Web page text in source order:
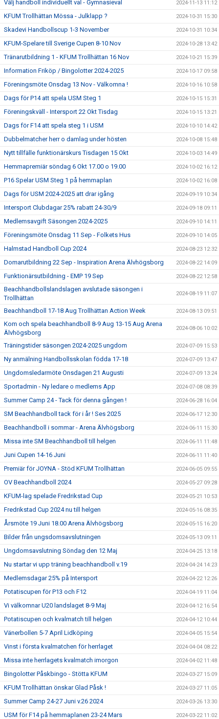
Välj handboll individuellt val - Gymnasieval 2024-11-13 11:12
KFUM Trollhättan Mössa - Julklapp ? 2024-10-31 15:30
Skadevi Handbollscup 1-3 November 2024-10-31 10:34
KFUM-Spelare till Sverige Cupen 8-10 Nov 2024-10-28 13:42
Tränarutbildning 1 - KFUM Trollhättan 16 Nov 2024-10-21 15:39
Information Friköp / Bingolotter 2024-2025 2024-10-17 09:58
Föreningsmöte Onsdag 13 Nov - Välkomna ! 2024-10-16 10:58
Dags för P14 att spela USM Steg 1 2024-10-15 15:31
Föreningskväll - Intersport 22 Okt Tisdag 2024-10-15 13:21
Dags för F14 att spela steg 1 i USM 2024-10-10 14:42
Dubbelmatcher herr o damlag under hösten 2024-10-08 15:48
Nytt tillfälle funktionärskurs Tisdagen 15 Okt 2024-10-03 14:49
Hemmapremiär söndag 6 Okt 17.00 o 19.00 2024-10-02 16:12
P16 Spelar USM Steg 1 på hemmaplan 2024-10-02 16:08
Dags för USM 2024-2025 att drar igång 2024-09-19 10:34
Intersport Clubdagar 25% rabatt 24-30/9 2024-09-18 09:11
Medlemsavgift Säsongen 2024-2025 2024-09-10 14:11
Föreningsmöte Onsdag 11 Sep - Folkets Hus 2024-09-10 14:05
Halmstad Handboll Cup 2024 2024-08-23 12:32
Domarutbildning 22 Sep - Inspiration Arena Älvhögsborg 2024-08-22 14:09
Funktionärsutbildning - EMP 19 Sep 2024-08-22 12:58
Beachhandbollslandslagen avslutade säsongen i
Trollhättan
2024-08-19 11:07
Beachhandboll 17-18 Aug Trollhättan Action Week 2024-08-13 09:51
Kom och spela beachhandboll 8-9 Aug 13-15 Aug Arena
Älvhögsborg
2024-08-06 10:02
Träningstider säsongen 2024-2025 ungdom 2024-07-09 15:53
Ny anmälning Handbollsskolan födda 17-18 2024-07-09 13:47
Ungdomsledarmöte Onsdagen 21 Augusti 2024-07-09 13:24
Sportadmin - Ny ledare o medlems App 2024-07-08 08:39
Summer Camp 24 - Tack för denna gången ! 2024-06-28 16:04
SM Beachhandboll tack för i år ! Ses 2025 2024-06-17 12:30
Beachhandboll i sommar - Arena Älvhögsborg 2024-06-11 15:30
Missa inte SM Beachhandboll till helgen 2024-06-11 11:48
Juni Cupen 14-16 Juni 2024-06-11 11:40
Premiär för JOYNA - Stöd KFUM Trollhättan 2024-06-05 09:55
OV Beachhandboll 2024 2024-05-27 09:28
KFUM-lag spelade Fredrikstad Cup 2024-05-21 10:53
Fredrikstad Cup 2024 nu till helgen 2024-05-16 08:35
Årsmöte 19 Juni 18.00 Arena Älvhögsborg 2024-05-15 16:20
Bilder från ungsdomsavslutningen 2024-05-13 09:11
Ungdomsavslutning Söndag den 12 Maj 2024-04-25 13:18
Nu startar vi upp träning beachhandboll v.19 2024-04-24 14:23
Medlemsdagar 25% på Intersport 2024-04-22 12:26
Potatiscupen för P13 och F12 2024-04-19 11:04
Vi välkomnar U20 landslaget 8-9 Maj 2024-04-12 16:54
Potatiscupen och kvalmatch till helgen 2024-04-12 10:44
Vänerbollen 5-7 April Lidköping 2024-04-05 15:54
Vinst i första kvalmatchen för herrlaget 2024-04-04 08:22
Missa inte herrlagets kvalmatch imorgon 2024-04-02 11:48
Bingolotter Påskbingo - Stötta KFUM 2024-03-27 15:09
KFUM Trollhättan önskar Glad Påsk ! 2024-03-27 11:05
Summer Camp 24-27 Juni v.26 2024 2024-03-26 13:30
USM för F14 på hemmaplanen 23-24 Mars 2024-03-22 11:02